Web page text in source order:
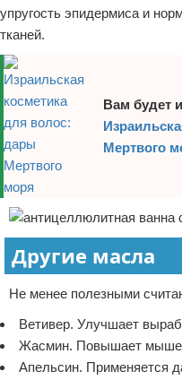
упругость эпидермиса и
тканей.
Вам будет
Мертвого
Другие масла
Не менее полезными
Ветивер. Улучшает
Жасмин. Повышает
Апельсин. Применяется